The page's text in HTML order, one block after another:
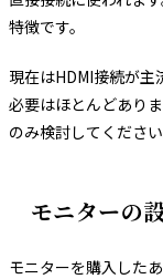
特徴です。
現在はHDMI接続が主
必要はほとんどあり
のみ検討してください
モニターの
モニターを購入した